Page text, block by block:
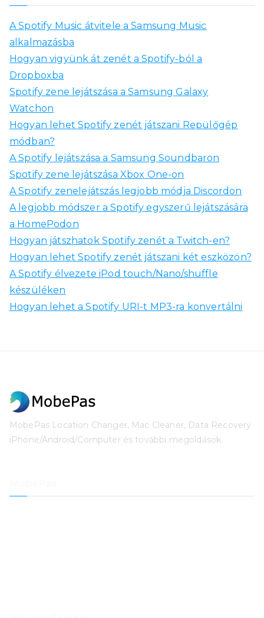
A Spotify Music átvitele a Samsung Music
alkalmazásba
Hogyan vigyünk át zenét a Spotify-ból a
Dropboxba
Spotify zene lejátszása a Samsung Galaxy
Watchon
Hogyan lehet Spotify zenét játszani Repülőgép
módban?
A Spotify lejátszása a Samsung Soundbaron
Spotify zene lejátszása Xbox One-on
A Spotify zenelejátszás legjobb módja Discordon
A legjobb módszer a Spotify egyszerű lejátszására
a HomePodon
Hogyan játszhatok Spotify zenét a Twitch-en?
Hogyan lehet Spotify zenét játszani két eszközön?
A Spotify élvezete iPod touch/Nano/shuffle
készüléken
Hogyan lehet a Spotify URI-t MP3-ra konvertálni
MobePas Location Changer, Mac Cleaner, Data Recovery
iPhone/Android/Computer és további megoldások.